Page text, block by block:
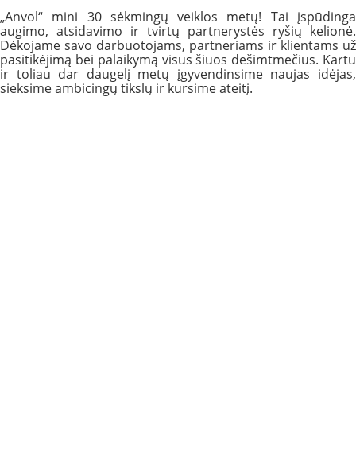
„Anvol“ mini 30 sėkmingų veiklos metų! Tai įspūdinga
augimo, atsidavimo ir tvirtų partnerystės ryšių kelionė.
Dėkojame savo darbuotojams, partneriams ir klientams už
pasitikėjimą bei palaikymą visus šiuos dešimtmečius. Kartu
ir toliau dar daugelį metų įgyvendinsime naujas idėjas,
sieksime ambicingų tikslų ir kursime ateitį.